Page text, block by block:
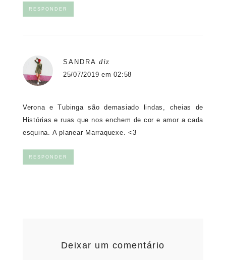
RESPONDER
SANDRA diz
25/07/2019 em 02:58
Verona e Tubinga são demasiado lindas, cheias de
Histórias e ruas que nos enchem de cor e amor a cada
esquina. A planear Marraquexe. <3
RESPONDER
Deixar um comentário